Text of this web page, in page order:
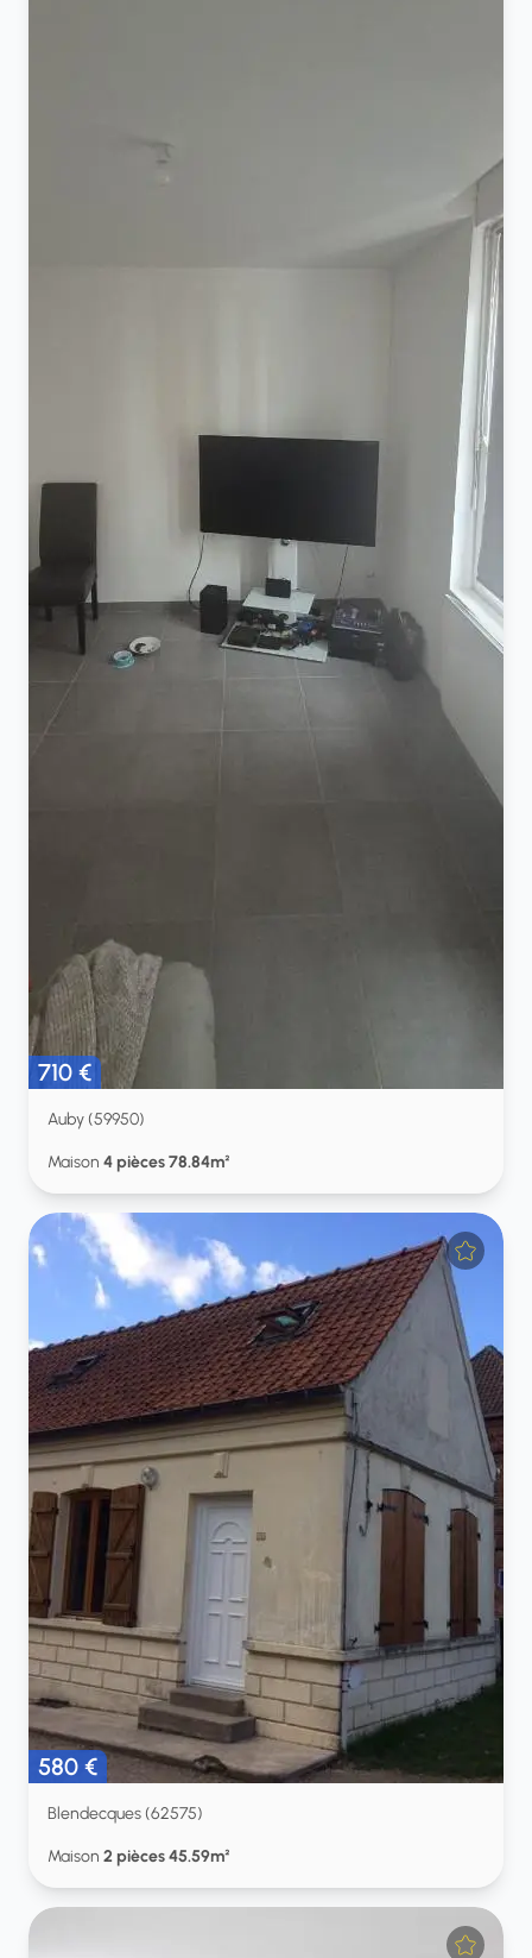
710 €
Auby (59950)
Maison 4 pièces 78.84m²
580 €
Blendecques (62575)
Maison 2 pièces 45.59m²